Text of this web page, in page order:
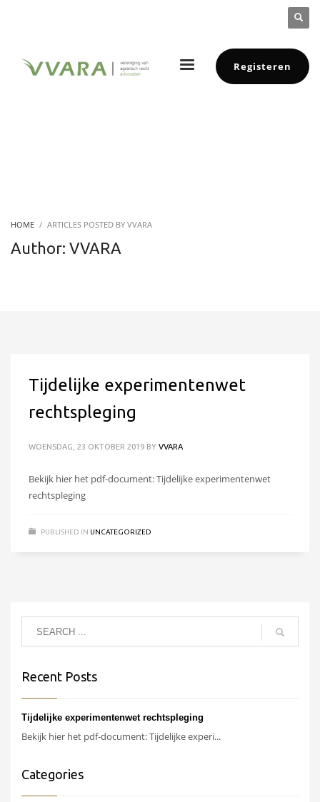
Registeren
HOME ARTICLES POSTED BY VVARA
Author: VVARA
Tijdelijke experimentenwet
rechtspleging
WOENSDAG, 23 OKTOBER 2019 BY VVARA
Bekijk hier het pdf-document: Tijdelijke experimentenwet
rechtspleging
PUBLISHED IN UNCATEGORIZED
Recent Posts
Tijdelijke experimentenwet rechtspleging
Bekijk hier het pdf-document: Tijdelijke experi...
Categories